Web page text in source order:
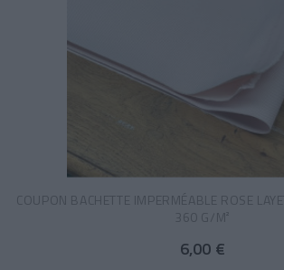
COUPON BACHETTE IMPERMÉABLE ROSE
360 G/M²
6,00 €